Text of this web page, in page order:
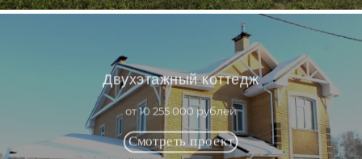
Двухэтажный коттедж
от 10 255 000 рублей